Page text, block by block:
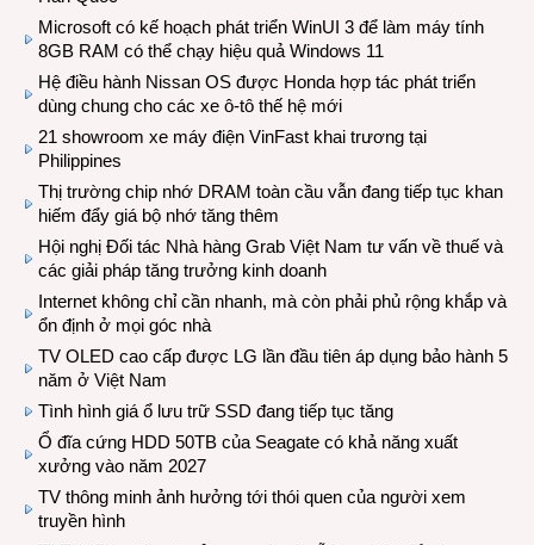
Microsoft có kế hoạch phát triển WinUI 3 để làm máy tính
8GB RAM có thể chạy hiệu quả Windows 11
Hệ điều hành Nissan OS được Honda hợp tác phát triển
dùng chung cho các xe ô-tô thế hệ mới
21 showroom xe máy điện VinFast khai trương tại
Philippines
Thị trường chip nhớ DRAM toàn cầu vẫn đang tiếp tục khan
hiếm đẩy giá bộ nhớ tăng thêm
Hội nghị Đối tác Nhà hàng Grab Việt Nam tư vấn về thuế và
các giải pháp tăng trưởng kinh doanh
Internet không chỉ cần nhanh, mà còn phải phủ rộng khắp và
ổn định ở mọi góc nhà
TV OLED cao cấp được LG lần đầu tiên áp dụng bảo hành 5
năm ở Việt Nam
Tình hình giá ổ lưu trữ SSD đang tiếp tục tăng
Ổ đĩa cứng HDD 50TB của Seagate có khả năng xuất
xưởng vào năm 2027
TV thông minh ảnh hưởng tới thói quen của người xem
truyền hình